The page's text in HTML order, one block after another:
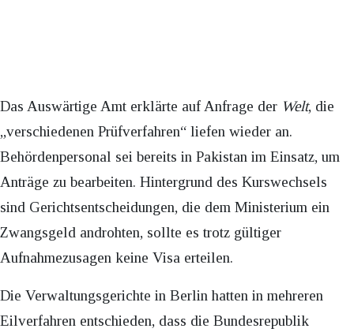
Das Auswärtige Amt erklärte auf Anfrage der Welt, die
„verschiedenen Prüfverfahren“ liefen wieder an.
Behördenpersonal sei bereits in Pakistan im Einsatz, um
Anträge zu bearbeiten. Hintergrund des Kurswechsels
sind Gerichtsentscheidungen, die dem Ministerium ein
Zwangsgeld androhten, sollte es trotz gültiger
Aufnahmezusagen keine Visa erteilen.
Die Verwaltungsgerichte in Berlin hatten in mehreren
Eilverfahren entschieden, dass die Bundesrepublik